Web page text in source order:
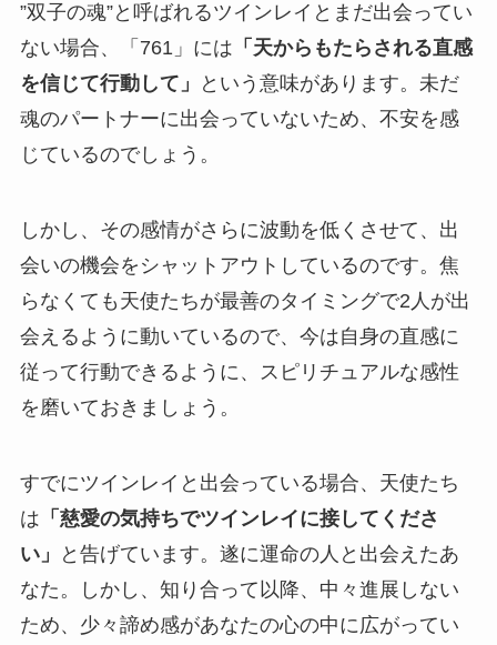
”双子の魂”と呼ばれるツインレイとまだ出会ってい
ない場合、「761」には 「天からもたらされる直感
を信じて行動して」
という意味があります。未だ
魂のパートナーに出会っていないため、不安を感
じているのでしょう。
しかし、その感情がさらに波動を低くさせて、出
会いの機会をシャットアウトしているのです。焦
らなくても天使たちが最善のタイミングで2人が出
会えるように動いているので、今は自身の直感に
従って行動できるように、スピリチュアルな感性
を磨いておきましょう。
すでにツインレイと出会っている場合、天使たち
は 「慈愛の気持ちでツインレイに接してくださ
い」
と告げています。遂に運命の人と出会えたあ
なた。しかし、知り合って以降、中々進展しない
ため、少々諦め感があなたの心の中に広がってい